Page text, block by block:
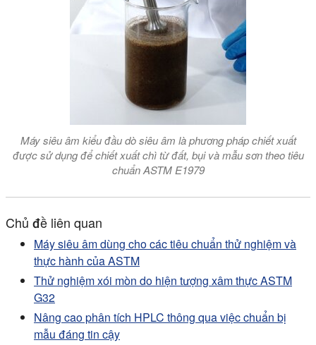
Máy siêu âm kiểu đầu dò siêu âm là phương pháp chiết xuất
được sử dụng để chiết xuất chì từ đất, bụi và mẫu sơn theo tiêu
chuẩn ASTM E1979
Chủ đề liên quan
Máy siêu âm dùng cho các tiêu chuẩn thử nghiệm và
thực hành của ASTM
Thử nghiệm xói mòn do hiện tượng xâm thực ASTM
G32
Nâng cao phân tích HPLC thông qua việc chuẩn bị
mẫu đáng tin cậy